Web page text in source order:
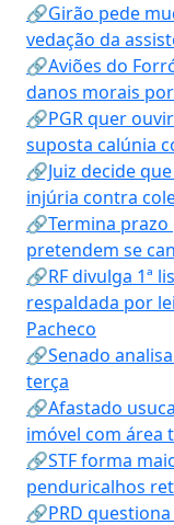
🔗Girão pede
vedação da
🔗Aviões do
danos morais
🔗PGR quer
suposta calúnia
🔗Juiz decide
injúria contra
🔗Termina
pretendem se
🔗RF divulga 1ª
respaldada por
Pacheco
🔗Senado
terça
🔗Afastado
imóvel com área
🔗STF forma
penduricalhos
🔗PRD